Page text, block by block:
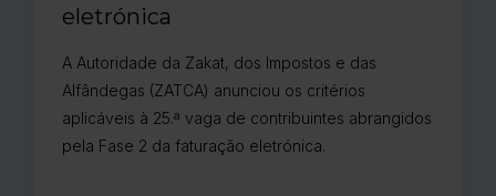
eletrónica
A Autoridade da Zakat, dos Impostos e das
Alfândegas (ZATCA) anunciou os critérios
aplicáveis à 25.ª vaga de contribuintes abrangidos
pela Fase 2 da faturação eletrónica.